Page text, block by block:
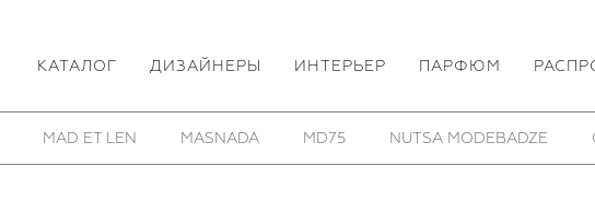
КАТАЛОГ ДИЗАЙНЕРЫ ИНТЕРЬЕР ПАРФЮМ
MAD ET LEN MASNADA MD75 NUTSA MODEBADZE